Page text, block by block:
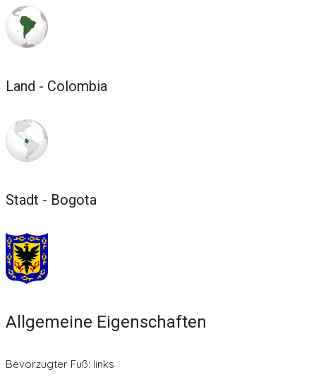
Land - Colombia
Stadt - Bogota
Allgemeine Eigenschaften
Bevorzugter Fuß: links